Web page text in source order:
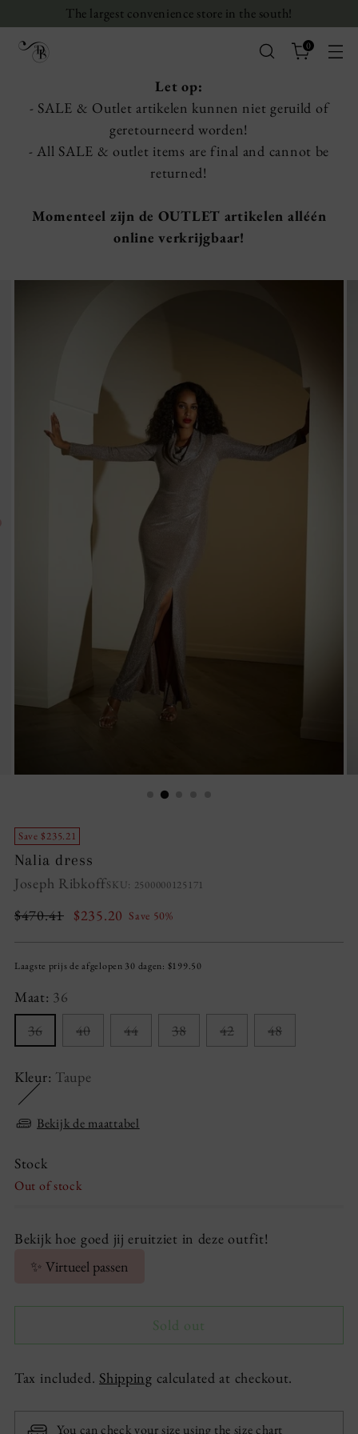
The largest convenience store in the south!
0
Let op:
- SALE & Outlet artikelen kunnen niet geruild of
geretourneerd worden!
- All SALE & outlet items are final and cannot be
returned!
Momenteel zijn de OUTLET artikelen alléén
online verkrijgbaar!
Save $235.21
Nalia dress
Joseph RibkoffSKU: 2500000125171
Regular
$470.41 $235.20 Save 50%
Laagste prijs de afgelopen 30 dagen: $199.50
Maat: 36
36
40 44 38 42 48
Kleur: Taupe
Bekijk de maattabel
Stock
Out of stock
Bekijk hoe goed jij eruitziet in deze outfit!
✨ Virtueel passen
Sold out
Tax included. Shipping calculated at checkout.
You can check your size using the size chart